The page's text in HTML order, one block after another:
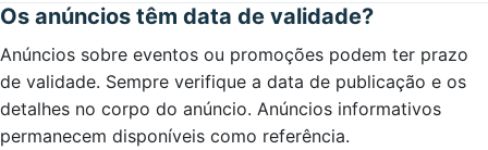
Os anúncios têm data de validade?
Anúncios sobre eventos ou promoções podem ter prazo
de validade. Sempre verifique a data de publicação e os
detalhes no corpo do anúncio. Anúncios informativos
permanecem disponíveis como referência.